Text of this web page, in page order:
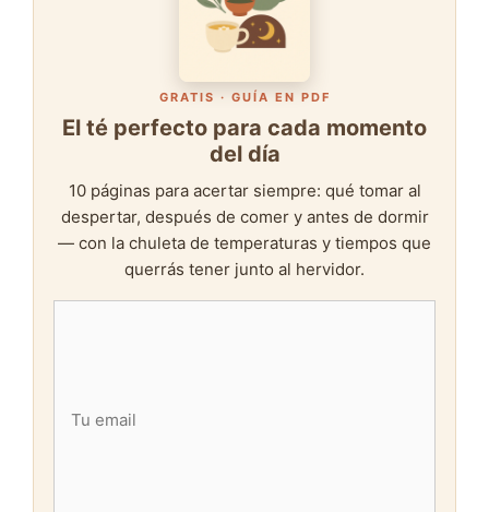
GRATIS · GUÍA EN PDF
El té perfecto para cada momento
del día
10 páginas para acertar siempre: qué tomar al
despertar, después de comer y antes de dormir
— con la chuleta de temperaturas y tiempos que
querrás tener junto al hervidor.